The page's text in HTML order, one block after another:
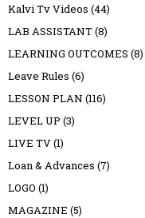
Kalvi Tv Videos (44)
LAB ASSISTANT(8)
LEARNING OUTCOMES (8)
Leave Rules (6)
LESSON PLAN (116)
LEVEL UP (3)
LIVE TV(1)
Loan & Advances (7)
LOGO (1)
MAGAZINE (5)